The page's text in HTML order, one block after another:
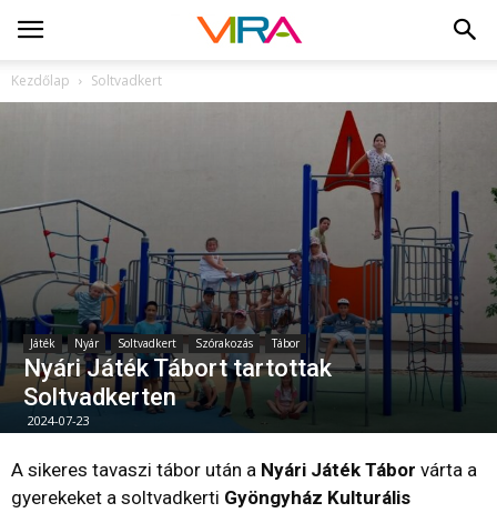
Kezdőlap Soltvadkert
Játék Nyár Soltvadkert Szórakozás Tábor
Nyári Játék Tábort tartottak
Soltvadkerten
2024-07-23
A sikeres tavaszi tábor után a Nyári Játék Tábor várta a
gyerekeket a soltvadkerti Gyöngyház Kulturális